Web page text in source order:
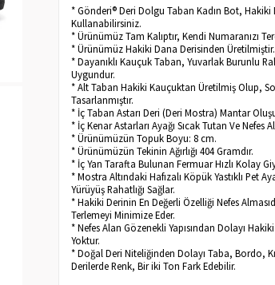
* Gönderi® Deri Dolgu Taban Kadın Bot,
Kullanabilirsiniz.
* Ürünümüz Tam Kalıptır, Kendi Numaranızı
* Ürünümüz Hakiki Dana Derisinden Üretilmiştir.
* Dayanıklı Kauçuk Taban, Yuvarlak Burunlu
Uygundur.
* Alt Taban Hakiki Kauçuktan Üretilmiş Olup,
Tasarlanmıştır.
* İç Taban Astarı Deri (Deri Mostra) Mantar
* İç Kenar Astarları Ayağı Sıcak Tutan Ve Nefes
* Ürünümüzün Topuk Boyu: 8 cm.
* Ürünümüzün Tekinin Ağırlığı 404 Gramdır.
* İç Yan Tarafta Bulunan Fermuar Hızlı Kolay
* Mostra Altındaki Hafızalı Köpük Yastıklı Pet
Yürüyüş Rahatlığı Sağlar.
* Hakiki Derinin En Değerli Özelliği Nefes
Terlemeyi Minimize Eder.
* Nefes Alan Gözenekli Yapısından Dolayı
Yoktur.
* Doğal Deri Niteliğinden Dolayı Taba, Bordo,
Derilerde Renk, Bir iki Ton Fark Edebilir.